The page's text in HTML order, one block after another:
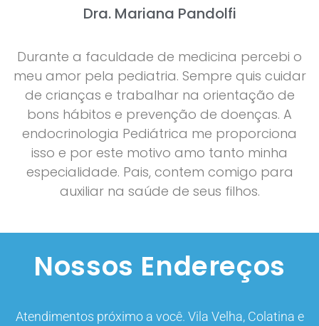
Dra. Mariana Pandolfi
Durante a faculdade de medicina percebi o
meu amor pela pediatria. Sempre quis cuidar
de crianças e trabalhar na orientação de
bons hábitos e prevenção de doenças. A
endocrinologia Pediátrica me proporciona
isso e por este motivo amo tanto minha
especialidade. Pais, contem comigo para
auxiliar na saúde de seus filhos.
Nossos Endereços
Atendimentos próximo a você. Vila Velha, Colatina e